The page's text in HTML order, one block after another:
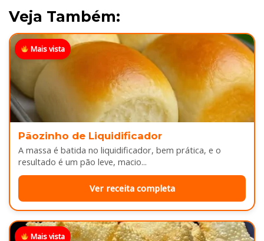
Veja Também:
Mais vista
Pãozinho de Liquidificador
A massa é batida no liquidificador, bem prática, e o
resultado é um pão leve, macio...
Ver receita completa
Mais vista